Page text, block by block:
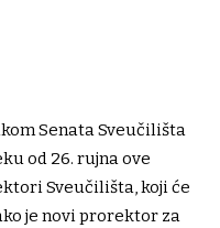
Senata Sveučilišta
od 26. rujna ove
Sveučilišta, koji će
je novi prorektor za